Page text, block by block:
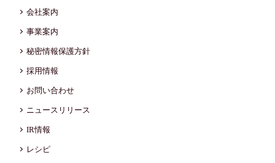
会社案内
事業案内
秘密情報保護方針
採用情報
お問い合わせ
ニュースリリース
IR情報
レシピ